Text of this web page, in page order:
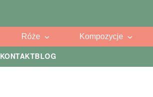
KONTAKTBLOG
Róże Kompozycje